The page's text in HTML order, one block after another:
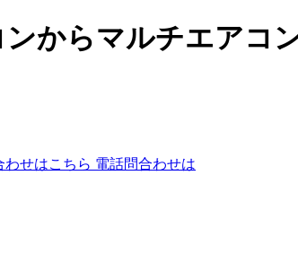
からマルチエアコ
電話問合わせは